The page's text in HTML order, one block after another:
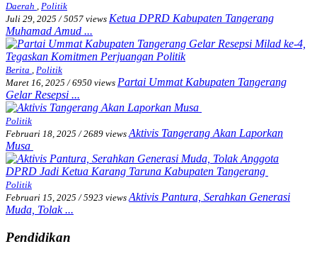
Daerah , Politik
Juli 29, 2025 / 5057 views Ketua DPRD Kabupaten Tangerang
Muhamad Amud ...
Berita , Politik
Maret 16, 2025 / 6950 views Partai Ummat Kabupaten Tangerang
Gelar Resepsi ...
Politik
Februari 18, 2025 / 2689 views Aktivis Tangerang Akan Laporkan
Musa
Politik
Februari 15, 2025 / 5923 views Aktivis Pantura, Serahkan Generasi
Muda, Tolak ...
Pendidikan